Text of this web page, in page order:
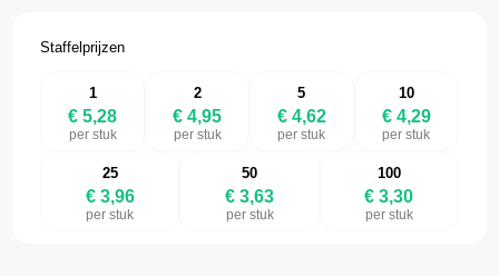
Staffelprijzen
1
€ 5,28
per stuk
2
€ 4,95
per stuk
5
€ 4,62
per stuk
10
€ 4,29
per stuk
25
€ 3,96
per stuk
50
€ 3,63
per stuk
100
€ 3,30
per stuk